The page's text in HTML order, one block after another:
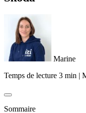
Marine
Temps de lecture 3 min |
Sommaire